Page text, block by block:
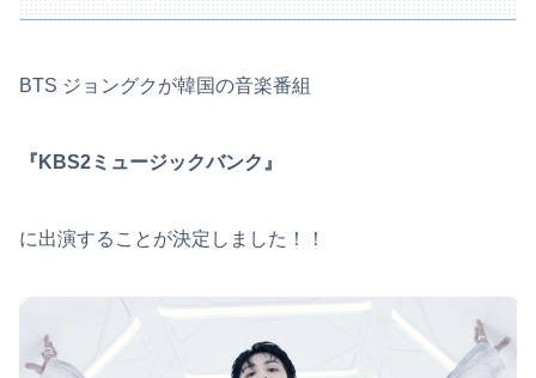
BTS ジョングクが韓国の音楽番組
『KBS2ミュージックバンク』
に出演することが決定しました！！